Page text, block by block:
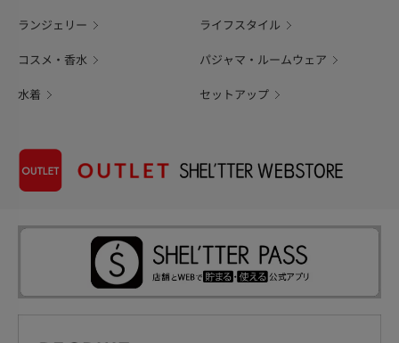
ランジェリー ライフスタイル
コスメ・香水 パジャマ・ルームウェア
水着 セットアップ